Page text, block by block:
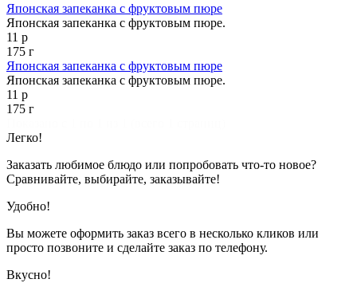
Японская запеканка с фруктовым пюре
Японская запеканка с фруктовым пюре.
11 р
175 г
Японская запеканка с фруктовым пюре
Японская запеканка с фруктовым пюре.
11 р
175 г
Легко!
Заказать любимое блюдо или попробовать что-то новое?
Сравнивайте, выбирайте, заказывайте!
Удобно!
Вы можете оформить заказ всего в несколько кликов или
просто позвоните и сделайте заказ по телефону.
Вкусно!